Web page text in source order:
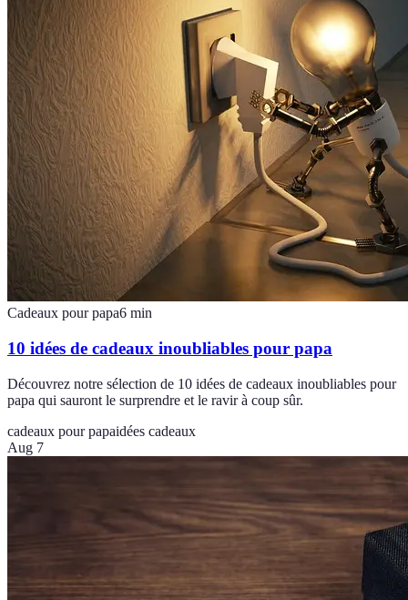
Cadeaux pour papa6 min
10 idées de cadeaux inoubliables pour papa
Découvrez notre sélection de 10 idées de cadeaux inoubliables pour
papa qui sauront le surprendre et le ravir à coup sûr.
cadeaux pour papaidées cadeaux
Aug 7